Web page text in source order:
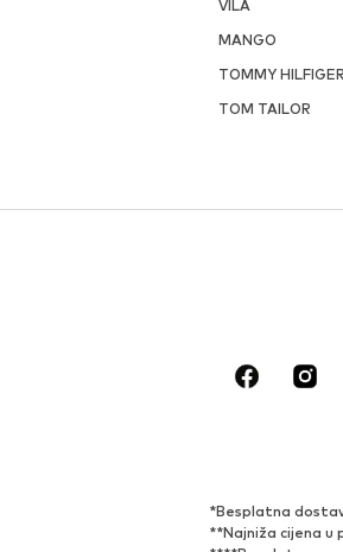
VILA
MANGO
TOMMY HILFIGER
TOM TAILOR
*Besplatna
**Najniža cijena u